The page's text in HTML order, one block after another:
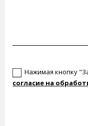
Нажимая кнопку
согласие на